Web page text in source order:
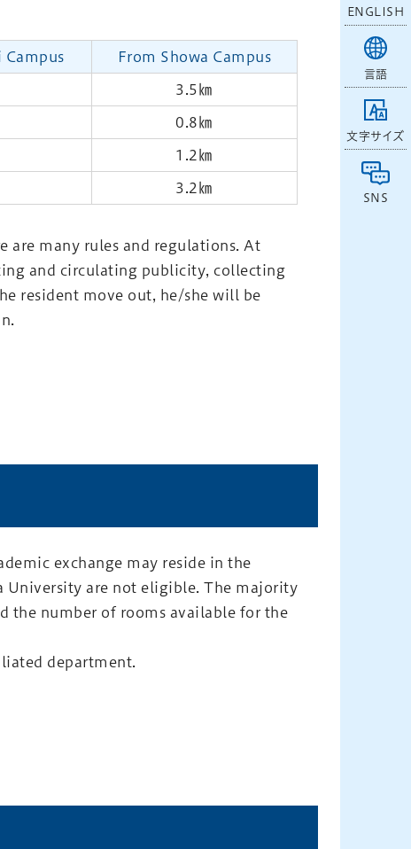
ENGLISH
言語
文字サイズ
SNS
Campus From Showa Campus
3.5㎞
0.8㎞
1.2㎞
3.2㎞
are many rules and regulations. At
and circulating publicity, collecting
resident move out, he/she will be
exchange may reside in the
University are not eligible. The majority
the number of rooms available for the
department.